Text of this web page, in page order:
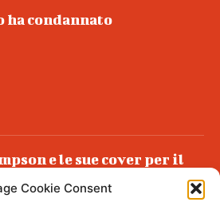
Cookie Consent
ha condannato
e le sue cover per il